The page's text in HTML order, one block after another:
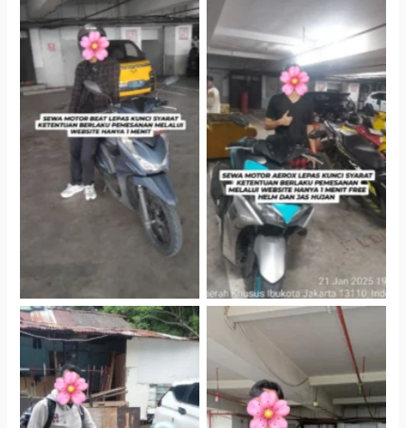
Cityplaza Jatinegara
Gedung Parkir P6A
Cityplaza Jatinegara
Gedung Parkir P6A